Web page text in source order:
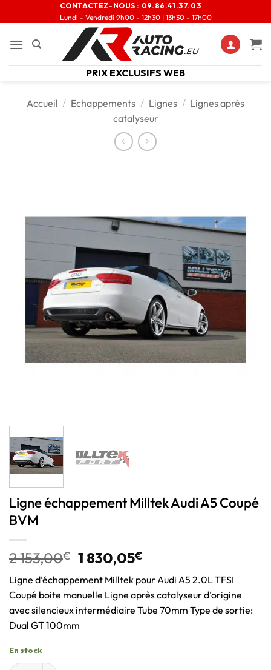
CONTACTEZ-NOUS : 09.86.41.37.03
Lundi - Vendredi 9h00 - 12h30 | 13h30 - 17h00
PRIX EXCLUSIFS WEB
Accueil / Echappements / Lignes / Lignes après
catalyseur
Ligne échappement Milltek Audi A5 Coupé
BVM
2 153,00€ 1 830,05€
Ligne d’échappement Milltek pour Audi A5 2.0L TFSI
Coupé boite manuelle Ligne après catalyseur d’origine
avec silencieux intermédiaire Tube 70mm Type de sortie:
Dual GT 100mm
En stock